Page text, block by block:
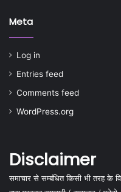
Meta
Log in
Entries feed
Comments feed
WordPress.org
Disclaimer
समाचार से सम्बंधित किसी भी तरह के